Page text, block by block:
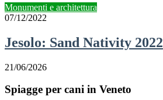
Monumenti e architettura
07/12/2022
Jesolo: Sand Nativity 2022
21/06/2026
Spiagge per cani in Veneto